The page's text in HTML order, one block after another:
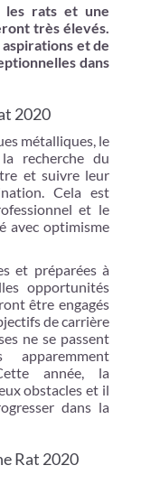
les rats et une
très élevés.
aspirations et de
dans
2020
métalliques, le
recherche du
et suivre leur
Cela est
et le
avec optimisme
et préparées à
opportunités
être engagés
de carrière
ne se passent
année, la
obstacles et il
dans la
Rat 2020